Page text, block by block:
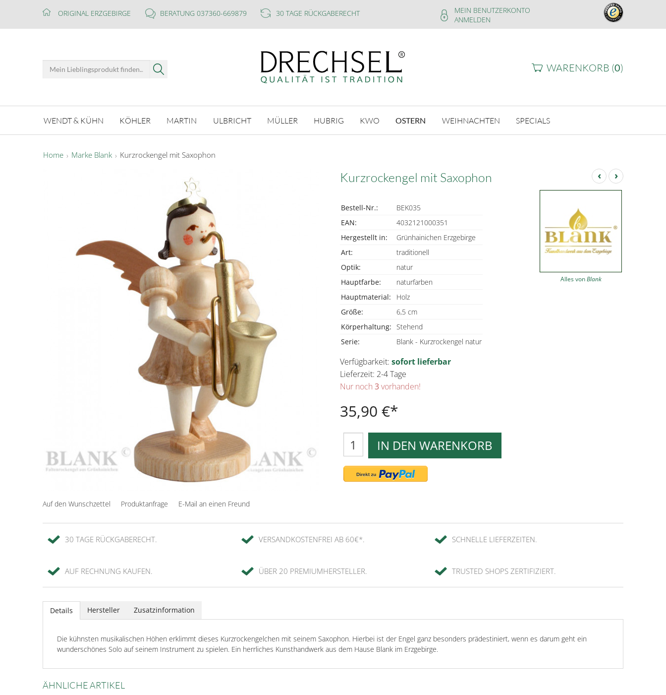
ORIGINAL ERZGEBIRGE BERATUNG 037360-669879 30 TAGE RÜCKGABERECHT
MEIN BENUTZERKONTO
ANMELDEN
WARENKORB (0)
WENDT & KÜHN KÖHLER MARTIN ULBRICHT MÜLLER HUBRIG KWO OSTERN WEIHNACHTEN SPECIALS
Home Marke Blank Kurzrockengel mit Saxophon
‹ ›
Kurzrockengel mit Saxophon
Bestell-Nr.:
BEK035
EAN:
4032121000351
Hergestellt in:
Grünhainichen Erzgebirge
Art:
traditionell
Optik:
natur
Hauptfarbe:
naturfarben
Hauptmaterial:
Holz
Größe:
6,5 cm
Körperhaltung: Stehend
Serie:
Blank - Kurzrockengel natur
Alles vonBlank
Verfügbarkeit: sofort lieferbar
Lieferzeit: 2-4 Tage
Nur noch 3vorhanden!
35,90 €
IN DEN WARENKORB
Auf den Wunschzettel Produktanfrage E-Mail an einen Freund
30 TAGE RÜCKGABERECHT. VERSANDKOSTENFREI AB 60€*. SCHNELLE LIEFERZEITEN.
AUF RECHNUNG KAUFEN. ÜBER 20 PREMIUMHERSTELLER. TRUSTED SHOPS ZERTIFIZIERT.
Details Hersteller Zusatzinformation
Die kühnsten musikalischen Höhen erklimmt dieses Kurzrockengelchen mit seinem Saxophon. Hierbei ist der Engel ganz besonders prädestiniert, wenn es darum geht ein
wunderschönes Solo auf seinem Instrument zu spielen. Ein herrliches Kunsthandwerk aus dem Hause Blank im Erzgebirge.
ÄHNLICHE ARTIKEL